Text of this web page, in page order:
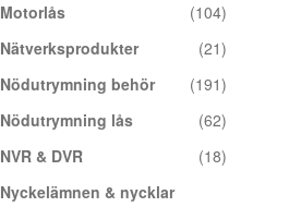
Motorlås
(104)
Nätverksprodukter
(21)
Nödutrymning behör
(191)
Nödutrymning lås
(62)
NVR & DVR
(18)
Nyckelämnen & nycklar